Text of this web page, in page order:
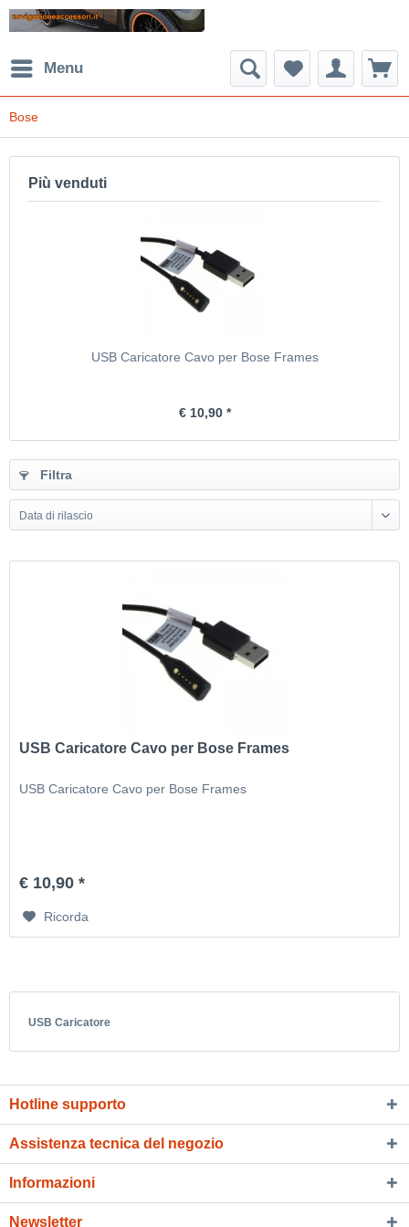
Menu
Bose
Più venduti
USB Caricatore Cavo per Bose Frames
€ 10,90 *
Filtra
Data di rilascio
USB Caricatore Cavo per Bose Frames
USB Caricatore Cavo per Bose Frames
€ 10,90 *
Ricorda
USB Caricatore
Hotline supporto
Assistenza tecnica del negozio
Informazioni
Newsletter